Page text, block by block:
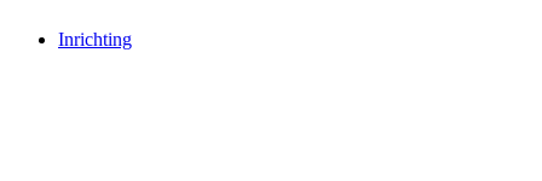
Inrichting